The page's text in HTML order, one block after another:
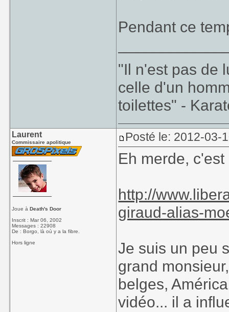
Pendant ce
"Il n'est pas de
celle d'un
toilettes" -
Laurent
Commissaire apolitique
Joue àDeath's Door
Inscrit : Mar 06, 2002
Messages : 22908
De : Borgo, là où y a la fibre.
Hors ligne
Posté le: 2012-03-
Eh merde,
http://
giraud-alias-
Je suis un peu
grand
belges,
vidéo... il a